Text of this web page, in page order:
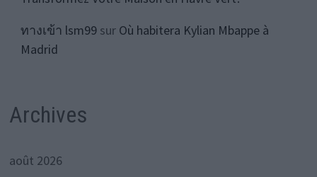
ทางเข้า lsm99sur Où habitera Kylian Mbappe à
Madrid
Archives
août 2026